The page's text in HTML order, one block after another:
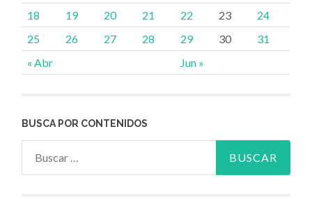
« Abr Jun »
18
19 20 21 22 23
24
25
26 27 28 29 30 31
BUSCA POR CONTENIDOS